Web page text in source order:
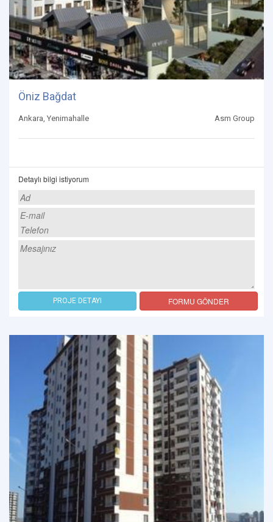
Öniz Bağdat
Ankara, Yenimahalle Asm Group
Detaylı bilgi istiyorum
PROJE DETAYI FORMU GÖNDER